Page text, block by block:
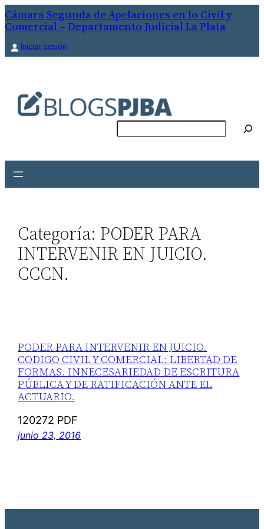
Saltar
al
contenido
Cámara Segunda de Apelaciones en lo Civil y
Comercial – Departamento Judicial La Plata
Iniciar sesión
Categoría: PODER PARA
INTERVENIR EN JUICIO.
CCCN.
PODER PARA INTERVENIR EN JUICIO.
CODIGO CIVIL Y COMERCIAL: LIBERTAD DE
FORMAS. INNECESARIEDAD DE ESCRITURA
PÚBLICA Y DE RATIFICACIÓN ANTE EL
ACTUARIO.
120272 PDF
junio 23, 2016